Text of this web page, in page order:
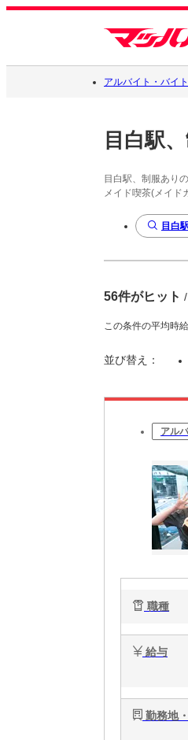
アルバイト・バイ
目白駅
目白駅、制服あり
メイド喫茶(メイド
目白
56件がヒット /
この条件の平均時
並び替え：
アル
職種
給与
勤務地